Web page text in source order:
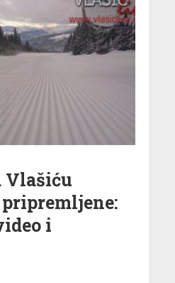
Vlašiću
i